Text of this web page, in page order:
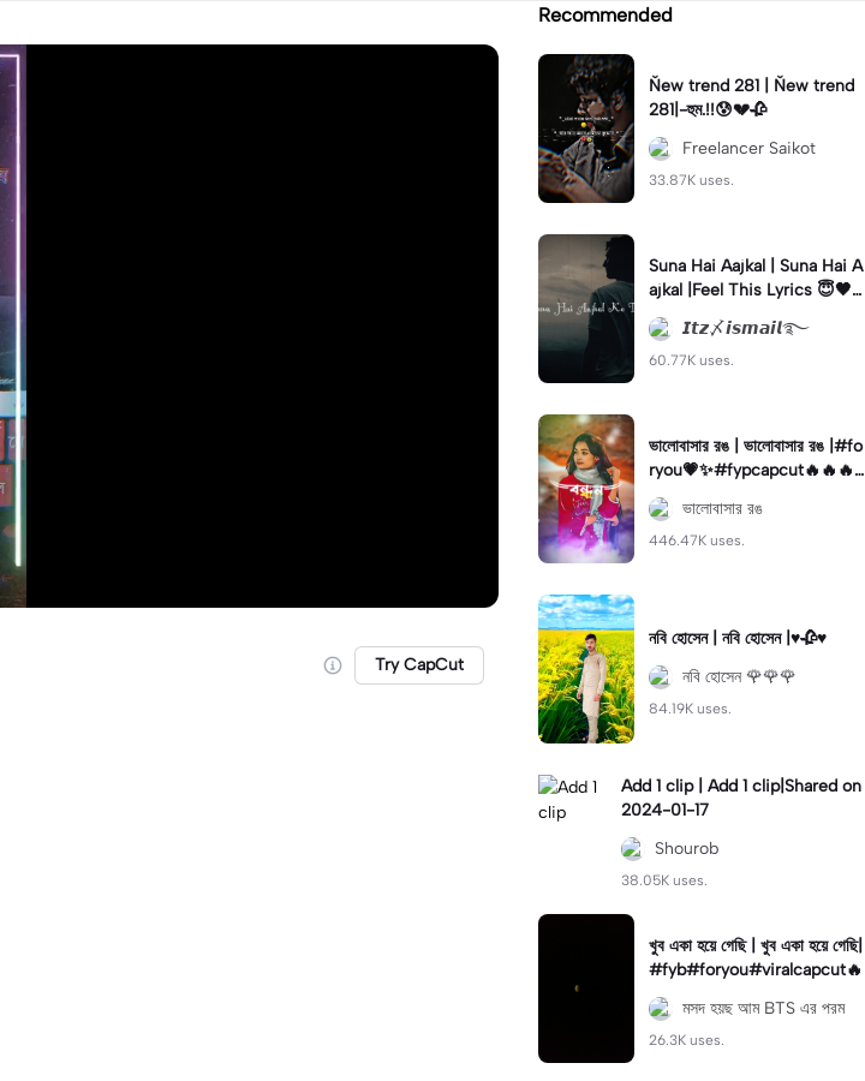
Try CapCut
Recommended
Ňew trend 281 | Ňew trend
281|-হুম.!!😰💔🥀
Freelancer Saikot
33.87K uses.
Suna Hai Aajkal | Suna Hai A
ajkal |Feel This Lyrics 😇🖤
#foryou#fyp#itzismail10
𝙄𝙩𝙯〆𝙞𝙨𝙢𝙖𝙞𝙡࿐
60.77K uses.
ভালোবাসার রঙ | ভালোবাসার রঙ |#fo
ryou💗✨#fypcapcut🔥🔥🔥
#fypツ⁠ #fyp#viral#foryou
ভালোবাসার রঙ
446.47K uses.
নবি হোসেন | নবি হোসেন |♥️🥀♥️
নবি হোসেন 🌹🌹🌹
84.19K uses.
Add 1 clip | Add 1 clip|Shared on
2024-01-17
Shourob
38.05K uses.
খুব একা হয়ে গেছি | খুব একা হয়ে গেছি|
#fyb#foryou#viralcapcut🔥
মসদ হয়ছ আম BTS এর পরম
26.3K uses.